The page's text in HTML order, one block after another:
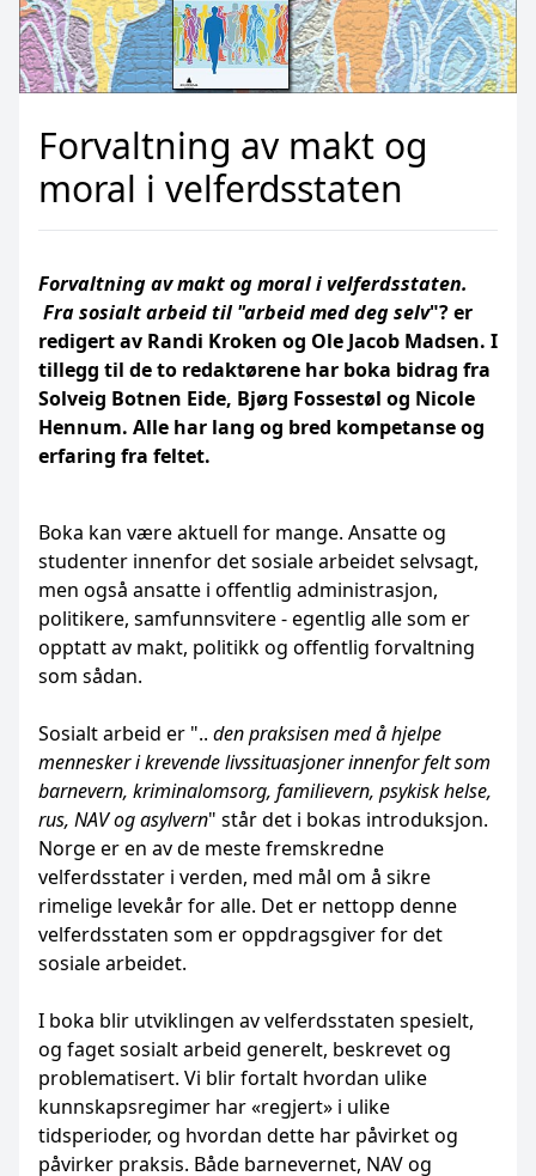
Forvaltning av makt og
moral i velferdsstaten
Forvaltning av makt og moral i velferdsstaten.
Fra sosialt arbeid til "arbeid med deg selv"? er
redigert av Randi Kroken og Ole Jacob Madsen. I
tillegg til de to redaktørene har boka bidrag fra
Solveig Botnen Eide, Bjørg Fossestøl og Nicole
Hennum. Alle har lang og bred kompetanse og
erfaring fra feltet.
Boka kan være aktuell for mange. Ansatte og
studenter innenfor det sosiale arbeidet selvsagt,
men også ansatte i offentlig administrasjon,
politikere, samfunnsvitere - egentlig alle som er
opptatt av makt, politikk og offentlig forvaltning
som sådan.
Sosialt arbeid er ".. den praksisen med å hjelpe
mennesker i krevende livssituasjoner innenfor felt som
barnevern, kriminalomsorg, familievern, psykisk helse,
rus, NAV og asylvern" står det i bokas introduksjon.
Norge er en av de meste fremskredne
velferdsstater i verden, med mål om å sikre
rimelige levekår for alle. Det er nettopp denne
velferdsstaten som er oppdragsgiver for det
sosiale arbeidet.
I boka blir utviklingen av velferdsstaten spesielt,
og faget sosialt arbeid generelt, beskrevet og
problematisert. Vi blir fortalt hvordan ulike
kunnskapsregimer har «regjert» i ulike
tidsperioder, og hvordan dette har påvirket og
påvirker praksis. Både barnevernet, NAV og